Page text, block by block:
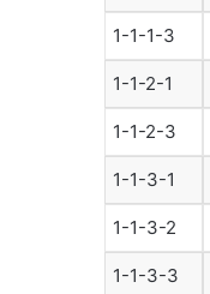
1-1-1-3
1-1-2-1
1-1-2-3
1-1-3-1
1-1-3-2
1-1-3-3